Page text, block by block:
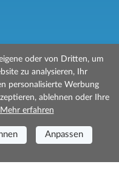
s.r.l. verwaltet
- 50053 Empoli (FI)
57037 Portoferraio (LI)
| Nr. REA CCIA FI - 699553
oder von Dritten, um
zu analysieren, Ihr
personalisierte Werbung
ablehnen oder Ihre
Mehr erfahren
Anpassen